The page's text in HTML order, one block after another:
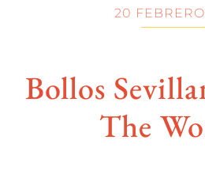
20
Bollos
The